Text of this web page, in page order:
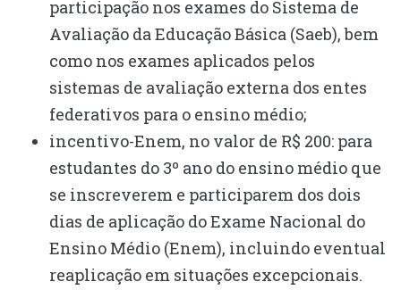
participação nos exames do Sistema de
Avaliação da Educação Básica (Saeb), bem
como nos exames aplicados pelos
sistemas de avaliação externa dos entes
federativos para o ensino médio;
incentivo-Enem, no valor de R$ 200: para
estudantes do 3º ano do ensino médio que
se inscreverem e participarem dos dois
dias de aplicação do Exame Nacional do
Ensino Médio (Enem), incluindo eventual
reaplicação em situações excepcionais.